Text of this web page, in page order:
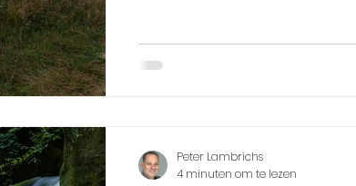
Peter Lambrichs
4 minuten om te lezen